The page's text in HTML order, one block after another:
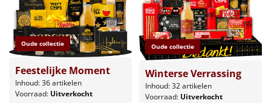
Oude collectie
Feestelijke Moment
Inhoud: 36 artikelen
Voorraad: Uitverkocht
Oude collectie
Winterse Verrassing
Inhoud: 32 artikelen
Voorraad: Uitverkocht